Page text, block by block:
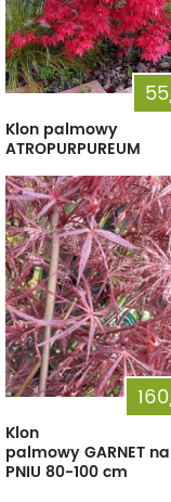
Klon palmowy
ATROPURPUREUM
Klon
palmowy GARNET na
PNIU 80-100 cm